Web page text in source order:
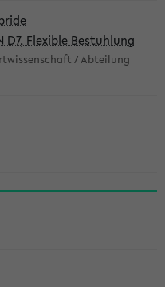
Flexible Bestuhlung
/ Abteilung